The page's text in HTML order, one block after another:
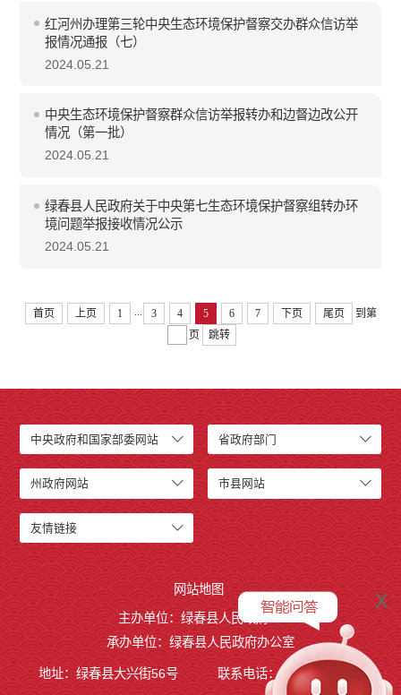
红河州办理第三轮中央生态环境保护督察交办群众信访举
报情况通报（七）
2024.05.21
中央生态环境保护督察群众信访举报转办和边督边改公开
情况（第一批）
2024.05.21
绿春县人民政府关于中央第七生态环境保护督察组转办环
境问题举报接收情况公示
2024.05.21
首页 上页 1 ... 3 4 5 6 7 下页 尾页
到第
页
跳转
中央政府和国家部委网站 省政府部门
州政府网站 市县网站
友情链接
x
网站地图
主办单位：绿春县人民政府
承办单位：绿春县人民政府办公室
地址：绿春县大兴街56号 联系电话：0873-4221495